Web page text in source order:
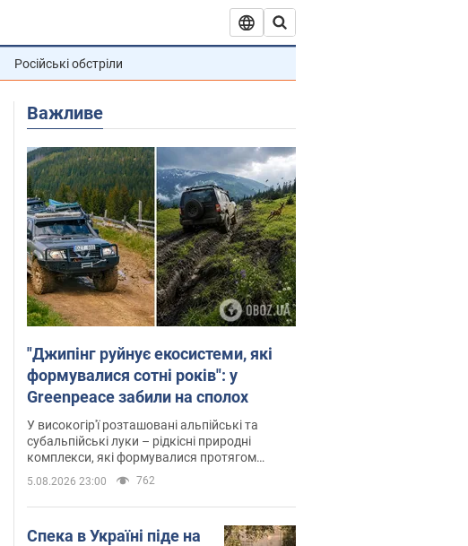
Російські обстріли
Важливе
"Джипінг руйнує екосистеми, які
формувалися сотні років": у
Greenpeace забили на сполох
У високогір'ї розташовані альпійські та
субальпійські луки – рідкісні природні
комплекси, які формувалися протягом
5.08.2026 23:00 762
Спека в Україні піде на